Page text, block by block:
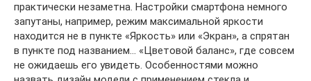
практически незаметна. Настройки смартфона немного
запутаны, например, режим максимальной яркости
находится не в пункте «Яркость» или «Экран», а спрятан
в пункте под названием… «Цветовой баланс», где совсем
не ожидаешь его увидеть. Особенностями можно